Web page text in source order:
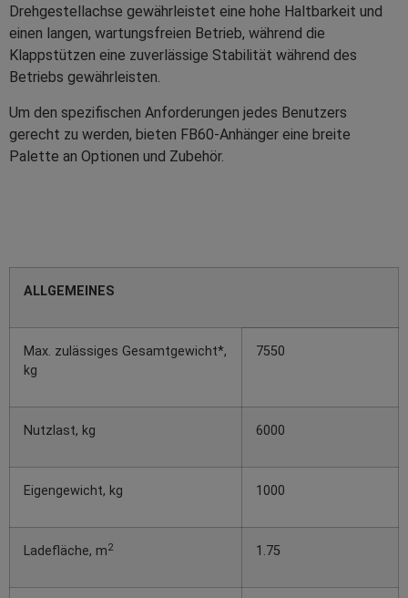
Drehgestellachse gewährleistet eine hohe Haltbarkeit und
einen langen, wartungsfreien Betrieb, während die
Klappstützen eine zuverlässige Stabilität während des
Betriebs gewährleisten.
Um den spezifischen Anforderungen jedes Benutzers
gerecht zu werden, bieten FB60-Anhänger eine breite
Palette an Optionen und Zubehör.
ALLGEMEINES
Max. zulässiges Gesamtgewicht*,
kg
7550
Nutzlast, kg 6000
Eigengewicht, kg 1000
Ladefläche, m2 1.75